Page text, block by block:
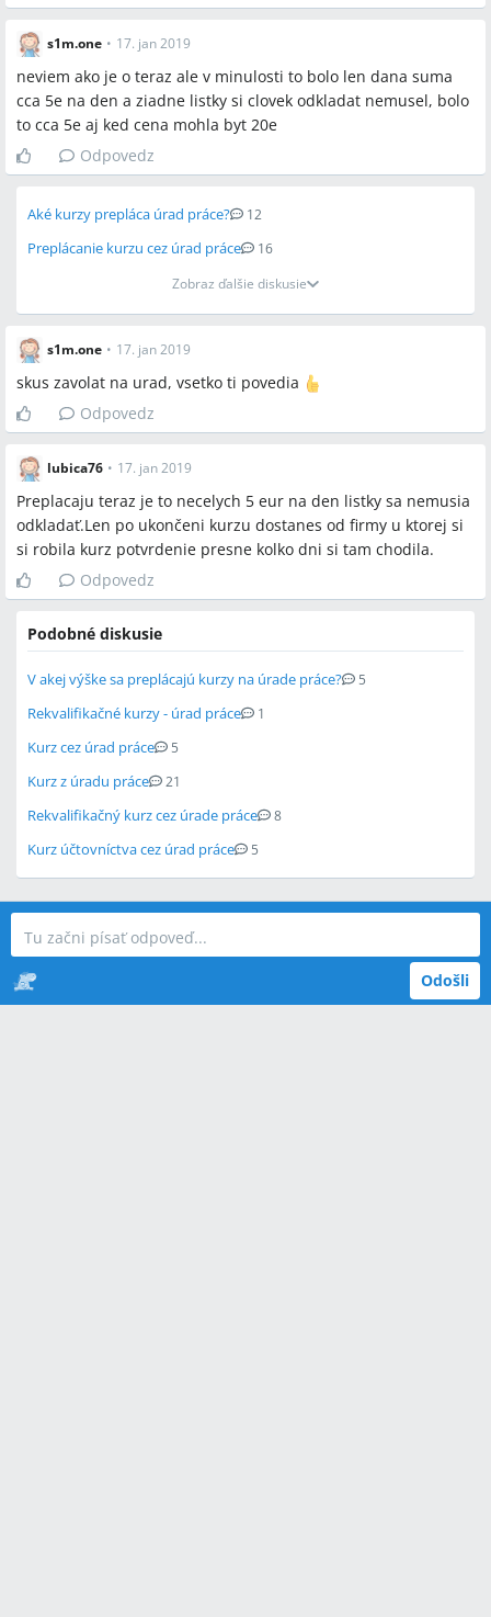
s1m.one • 17. jan 2019
neviem ako je o teraz ale v minulosti to bolo len dana suma
cca 5e na den a ziadne listky si clovek odkladat nemusel, bolo
to cca 5e aj ked cena mohla byt 20e
Odpovedz
Aké kurzy prepláca úrad práce? 12
Preplácanie kurzu cez úrad práce
16
Zobraz ďalšie diskusie
s1m.one • 17. jan 2019
skus zavolat na urad, vsetko ti povedia
Odpovedz
lubica76 • 17. jan 2019
Preplacaju teraz je to necelych 5 eur na den listky sa nemusia
odkladať.Len po ukončeni kurzu dostanes od firmy u ktorej si
si robila kurz potvrdenie presne kolko dni si tam chodila.
Odpovedz
Podobné diskusie
V akej výške sa preplácajú kurzy na úrade práce? 5
Rekvalifikačné kurzy - úrad práce 1
Kurz cez úrad práce 5
Kurz z úradu práce 21
Rekvalifikačný kurz cez úrade práce 8
Kurz účtovníctva cez úrad práce 5
Odošli